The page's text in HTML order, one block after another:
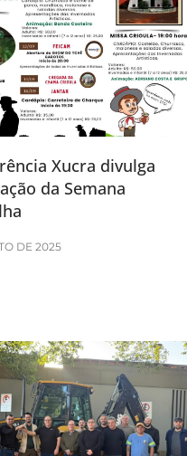
Xucra divulga
da Semana
DE 2025